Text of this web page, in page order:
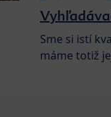
Sme si istí
máme totiž